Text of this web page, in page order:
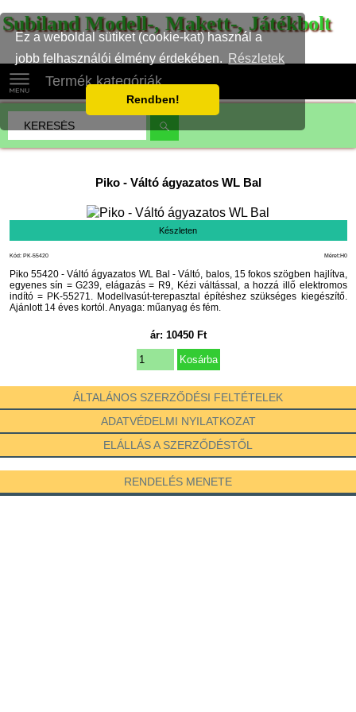
Ez a weboldal sütiket (cookie-kat) használ a
jobb felhasználói élmény érdekében.
Részletek
Rendben!
Subiland Modell-, Makett-, Játékbolt
Termék kategóriák
Piko- Váltó ágyazatos WL Bal
Készleten
Méret:H0
Kód: PK-55420
Piko 55420 - Váltó ágyazatos WL Bal - Váltó, balos, 15 fokos szögben hajlítva,
egyenes sín = G239, elágazás = R9, Kézi váltással, a hozzá illő elektromos
indító = PK-55271. Modellvasút-terepasztal építéshez szükséges kiegészítő.
Ajánlott 14 éves kortól. Anyaga: műanyag és fém.
ár: 10450Ft
ÁLTALÁNOS SZERZŐDÉSI FELTÉTELEK
ADATVÉDELMI NYILATKOZAT
ELÁLLÁS A SZERZŐDÉSTŐL
RENDELÉS MENETE